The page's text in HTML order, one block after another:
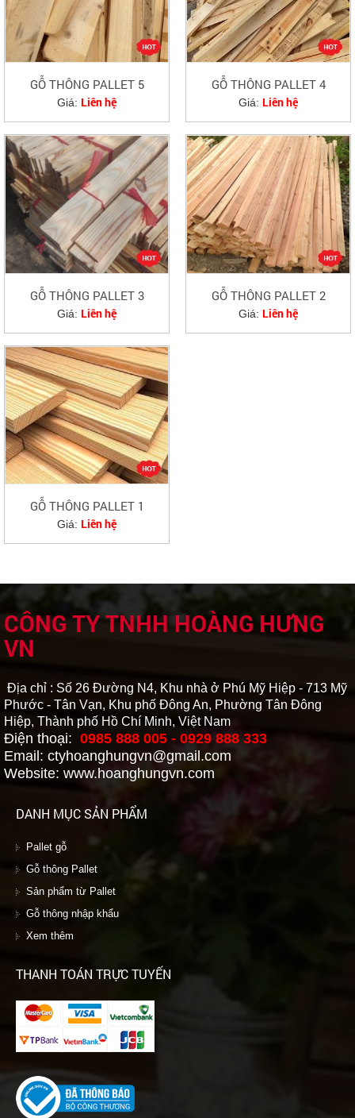
GỖ THÔNG PALLET 5
Giá: Liên hệ
GỖ THÔNG PALLET 4
Giá: Liên hệ
GỖ THÔNG PALLET 3
Giá: Liên hệ
GỖ THÔNG PALLET 2
Giá: Liên hệ
GỖ THÔNG PALLET 1
Giá: Liên hệ
CÔNG TY TNHH HOÀNG HƯNG
VN
Địa chỉ : Số 26 Đường N4, Khu nhà ở Phú Mỹ Hiệp - 713 Mỹ
Phước - Tân Vạn, Khu phố Đông An, Phường Tân Đông
Hiệp, Thành phố Hồ Chí Minh, Việt Nam
Điện thoại: 0985 888 005 - 0929 888 333
Email: ctyhoanghungvn@gmail.com
Website: www.hoanghungvn.com
DANH MỤC SẢN PHẨM
Pallet gỗ
Gỗ thông Pallet
Sản phẩm từ Pallet
Gỗ thông nhập khẩu
Xem thêm
THANH TOÁN TRỰC TUYẾN